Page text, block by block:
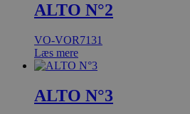
ALTO N°2
VO-VOR7131
Læs mere
ALTO N°3